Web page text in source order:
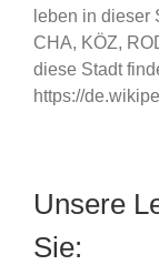
leben in dieser
CHA, KÖZ,
diese Stadt
https://
Unsere
Sie: